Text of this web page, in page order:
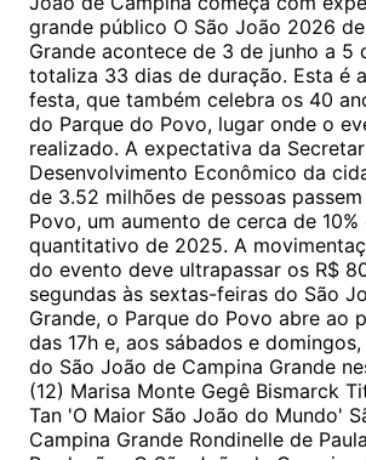
grande público O São João 2026
Grande acontece de 3 de junho a 5
totaliza 33 dias de duração. Esta é
festa, que também celebra os 40
do Parque do Povo, lugar onde o
realizado. A expectativa da
Desenvolvimento Econômico da
de 3.52 milhões de pessoas
Povo, um aumento de cerca de
quantitativo de 2025. A
do evento deve ultrapassar os R$
segundas às sextas-feiras do São
Grande, o Parque do Povo abre ao
das 17h e, aos sábados e domingos,
do São João de Campina Grande
(12) Marisa Monte Gegê Bismarck
Tan 'O Maior São João do Mundo'
Campina Grande Rondinelle de